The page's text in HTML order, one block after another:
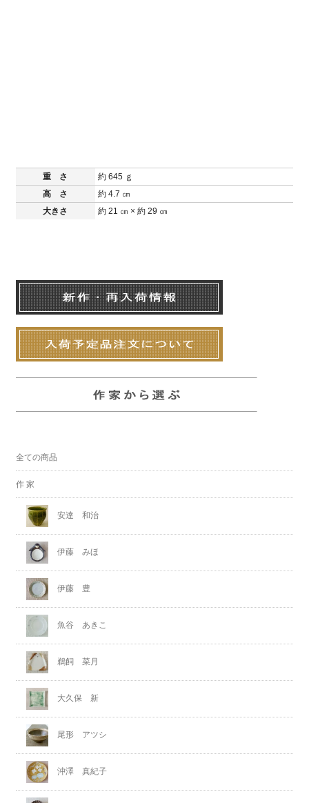
重 さ
約 645 ｇ
高 さ
約 4.7 ㎝
大きさ
約 21 ㎝ × 約 29 ㎝
全ての商品
作 家
安達 和治
伊藤 みほ
伊藤 豊
魚谷 あきこ
鵜飼 菜月
大久保 新
尾形 アツシ
沖澤 真紀子